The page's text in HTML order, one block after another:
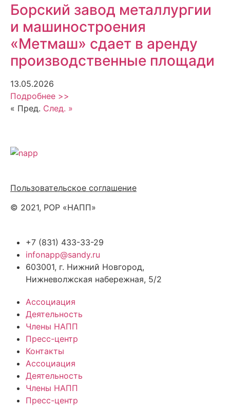
Борский завод металлургии
и машиностроения
«Метмаш» сдает в аренду
производственные площади
13.05.2026
Подробнее >>
« Пред. След. »
Пользовательское соглашение
© 2021, РОР «НАПП»
+7 (831) 433-33-29
infonapp@sandy.ru
603001, г. Нижний Новгород,
Нижневолжская набережная, 5/2
Ассоциация
Деятельность
Члены НАПП
Пресс-центр
Контакты
Ассоциация
Деятельность
Члены НАПП
Пресс-центр